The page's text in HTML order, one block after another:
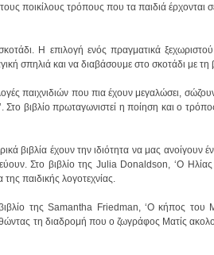
σπηλιά και να διαβάσουμε στο σκοτάδι με
παιδικής λογοτεχνίας.